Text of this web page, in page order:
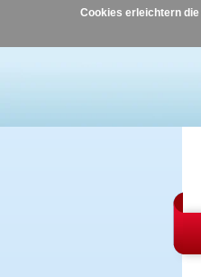
Cookies erleichtern